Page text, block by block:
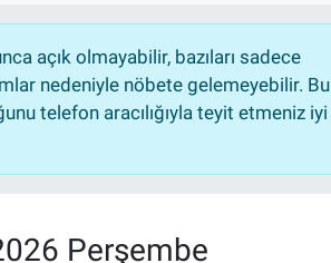
açık olmayabilir, bazıları sadece
nedeniyle nöbete gelemeyebilir. Bu
telefon aracılığıyla teyit etmeniz iyi
Perşembe